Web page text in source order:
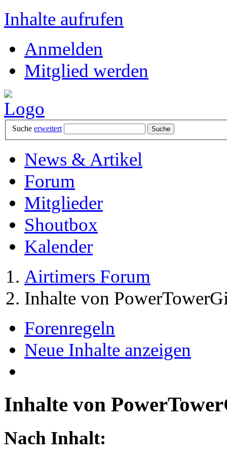
Inhalte aufrufen
Anmelden
Mitglied werden
Suche erweitert
News & Artikel
Forum
Mitglieder
Shoutbox
Kalender
Airtimers Forum
Inhalte von
Forenregeln
Neue Inhalte anzeigen
Inhalte von
Nach Inhalt: